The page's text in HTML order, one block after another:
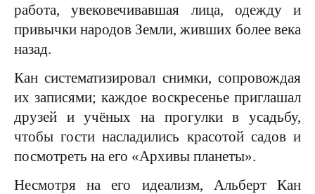
работа, увековечивавшая лица, одежду и
привычки народов Земли, живших более века
назад.
Кан систематизировал снимки, сопровождая
их записями; каждое воскресенье приглашал
друзей и учёных на прогулки в усадьбу,
чтобы гости насладились красотой садов и
посмотреть на его «Архивы планеты».
Несмотря на его идеализм, Альберт Кан